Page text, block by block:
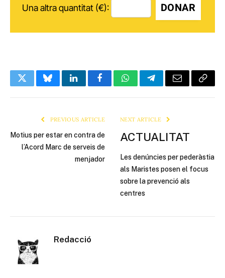
Una altra quantitat (€): DONAR
TwitterBlueskyLinkedInFacebookWhatsAppTelegramEmail Copy
PREVIOUS ARTICLE
Motius per estar en contra de
l’Acord Marc de serveis de
menjador
NEXT ARTICLE
ACTUALITAT
Les denúncies per pederàstia
als Maristes posen el focus
sobre la prevenció als
centres
Redacció